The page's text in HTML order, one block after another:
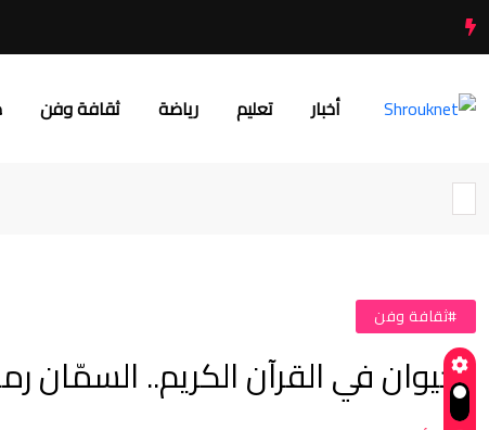
أخبار تعليم رياضة ثقافة وفن
#ثقافة وفن
الحيوان في القرآن الكريم.. السمّان